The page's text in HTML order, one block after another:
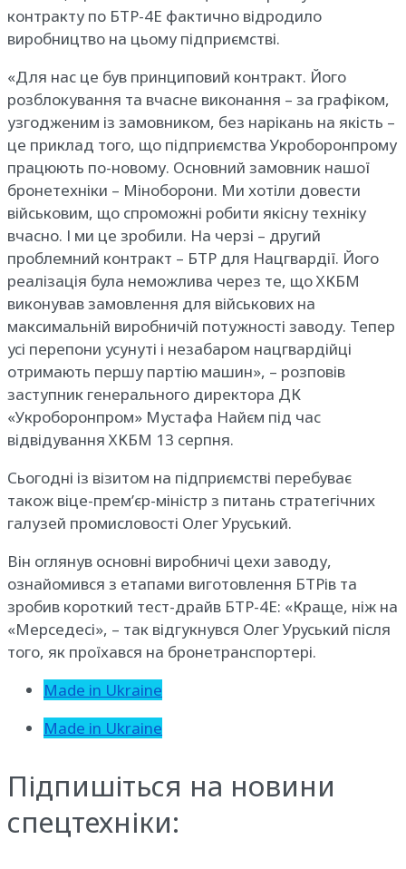
контракту по БТР-4Е фактично відродило
виробництво на цьому підприємстві.
«Для нас це був принциповий контракт. Його
розблокування та вчасне виконання – за графіком,
узгодженим із замовником, без нарікань на якість –
це приклад того, що підприємства Укроборонпрому
працюють по-новому. Основний замовник нашої
бронетехніки – Міноборони. Ми хотіли довести
військовим, що спроможні робити якісну техніку
вчасно. І ми це зробили. На черзі – другий
проблемний контракт – БТР для Нацгвардії. Його
реалізація була неможлива через те, що ХКБМ
виконував замовлення для військових на
максимальній виробничій потужності заводу. Тепер
усі перепони усунуті і незабаром нацгвардійці
отримають першу партію машин», – розповів
заступник генерального директора ДК
«Укроборонпром» Мустафа Найєм під час
відвідування ХКБМ 13 серпня.
Сьогодні із візитом на підприємстві перебуває
також віце-прем’єр-міністр з питань стратегічних
галузей промисловості Олег Уруський.
Він оглянув основні виробничі цехи заводу,
ознайомився з етапами виготовлення БТРів та
зробив короткий тест-драйв БТР-4Е: «Краще, ніж на
«Мерседесі», – так відгукнувся Олег Уруський після
того, як проїхався на бронетранспортері.
Made in Ukraine
Made in Ukraine
Підпишіться на новини
спецтехніки: